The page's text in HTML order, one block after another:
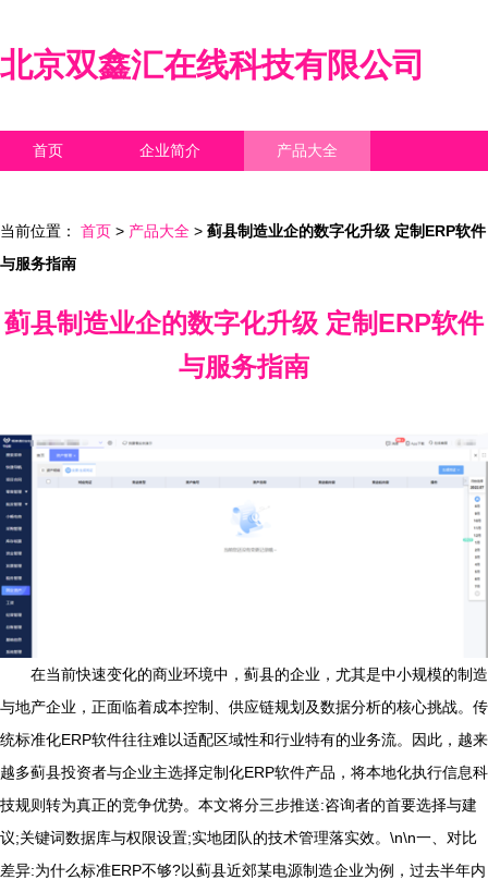
北京双鑫汇在线科技有限公司
首页 企业简介 产品大全
当前位置： 首页 > 产品大全 > 蓟县制造业企的数字化升级 定制ERP软件
与服务指南
蓟县制造业企的数字化升级 定制ERP软件
与服务指南
在当前快速变化的商业环境中，蓟县的企业，尤其是中小规模的制造
与地产企业，正面临着成本控制、供应链规划及数据分析的核心挑战。传
统标准化ERP软件往往难以适配区域性和行业特有的业务流。因此，越来
越多蓟县投资者与企业主选择定制化ERP软件产品，将本地化执行信息科
技规则转为真正的竞争优势。本文将分三步推送:咨询者的首要选择与建
议;关键词数据库与权限设置;实地团队的技术管理落实效。\n\n一、对比
差异:为什么标准ERP不够?以蓟县近郊某电源制造企业为例，过去半年内